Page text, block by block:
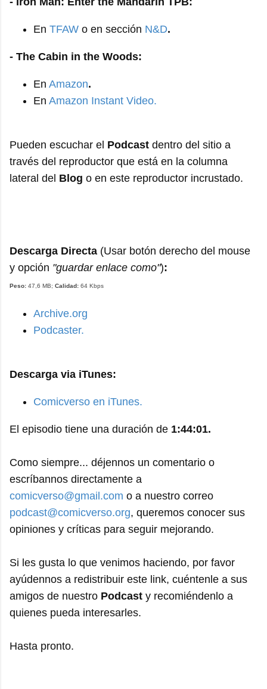
En TFAW o en sección N&D.
- The Cabin in the Woods:
En Amazon.
En Amazon Instant Video.
Pueden escuchar el Podcast dentro del sitio a
través del reproductor que está en la columna
lateral del Blog o en este reproductor incrustado.
Descarga Directa (Usar botón derecho del mouse
y opción "guardar enlace como"):
Peso: 47,6 MB; Calidad: 64 Kbps
Archive.org
Podcaster.
Descarga via iTunes:
Comicverso en iTunes.
El episodio tiene una duración de 1:44:01.
Como siempre... déjennos un comentario o
escríbannos directamente a
comicverso@gmail.com o a nuestro correo
podcast@comicverso.org, queremos conocer sus
opiniones y críticas para seguir mejorando.
Si les gusta lo que venimos haciendo, por favor
ayúdennos a redistribuir este link, cuéntenle a sus
amigos de nuestro Podcast y recomiéndenlo a
quienes pueda interesarles.
Hasta pronto.